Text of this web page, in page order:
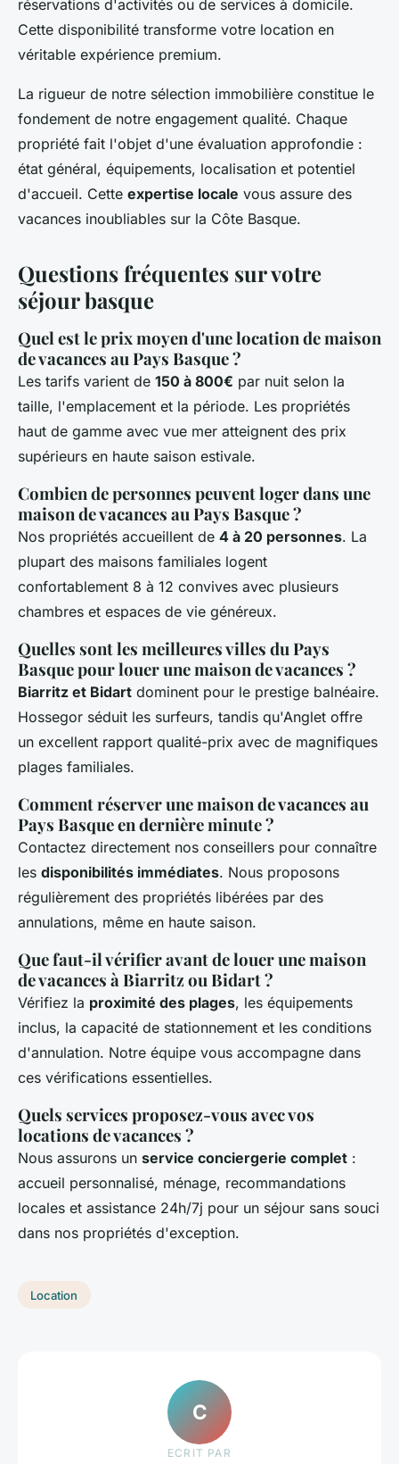
réservations d'activités ou de services à domicile.
Cette disponibilité transforme votre location en
véritable expérience premium.
La rigueur de notre sélection immobilière constitue le
fondement de notre engagement qualité. Chaque
propriété fait l'objet d'une évaluation approfondie :
état général, équipements, localisation et potentiel
d'accueil. Cette expertise locale vous assure des
vacances inoubliables sur la Côte Basque.
Questions fréquentes sur votre
séjour basque
Quel est le prix moyen d'une location de maison
de vacances au Pays Basque ?
Les tarifs varient de 150 à 800€ par nuit selon la
taille, l'emplacement et la période. Les propriétés
haut de gamme avec vue mer atteignent des prix
supérieurs en haute saison estivale.
Combien de personnes peuvent loger dans une
maison de vacances au Pays Basque ?
Nos propriétés accueillent de 4 à 20 personnes. La
plupart des maisons familiales logent
confortablement 8 à 12 convives avec plusieurs
chambres et espaces de vie généreux.
Quelles sont les meilleures villes du Pays
Basque pour louer une maison de vacances ?
Biarritz et Bidart dominent pour le prestige balnéaire.
Hossegor séduit les surfeurs, tandis qu'Anglet offre
un excellent rapport qualité-prix avec de magnifiques
plages familiales.
Comment réserver une maison de vacances au
Pays Basque en dernière minute ?
Contactez directement nos conseillers pour connaître
les disponibilités immédiates. Nous proposons
régulièrement des propriétés libérées par des
annulations, même en haute saison.
Que faut-il vérifier avant de louer une maison
de vacances à Biarritz ou Bidart ?
Vérifiez la proximité des plages, les équipements
inclus, la capacité de stationnement et les conditions
d'annulation. Notre équipe vous accompagne dans
ces vérifications essentielles.
Quels services proposez-vous avec vos
locations de vacances ?
Nous assurons un service conciergerie complet :
accueil personnalisé, ménage, recommandations
locales et assistance 24h/7j pour un séjour sans souci
dans nos propriétés d'exception.
Location
C
ECRIT PAR